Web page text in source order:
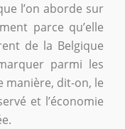
l’on aborde sur
parce qu’elle
de la Belgique
parmi les
manière, dit-on, le
et l’économie